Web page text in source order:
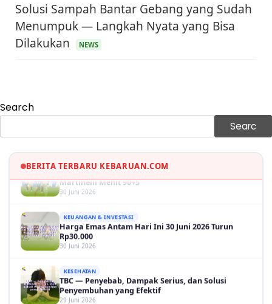
Solusi Sampah Bantar Gebang yang Sudah
Menumpuk — Langkah Nyata yang Bisa
Dilakukan
NEWS
Search
Searc
BERITA TERBARU KEBARUAN.COM
KEUANGAN & INVESTASI
Harga Minyak Dunia Hari Ini Naik, WTI dan Brent
Martinelli Menit 90+5
Rp30.000
30 Juni 2026
KESEHATAN
Penyembuhan yang Efektif
29 Juni 2026